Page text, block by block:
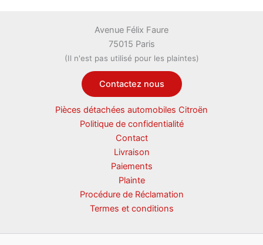
Avenue Félix Faure
75015 Paris
(Il n'est pas utilisé pour les plaintes)
Contactez nous
Pièces détachées automobiles Citroën
Politique de confidentialité
Contact
Livraison
Paiements
Plainte
Procédure de Réclamation
Termes et conditions